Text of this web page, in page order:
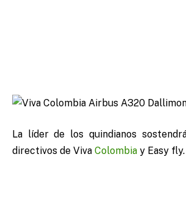
La líder de los quindianos
directivos de Viva Colombia y Easy fly.